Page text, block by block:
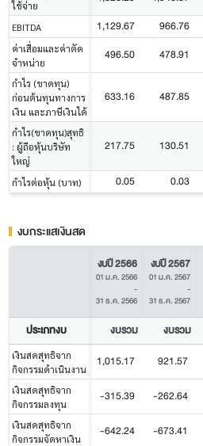
ใช้จ่าย
EBITDA 1,129.67 966.76
ค่าเสื่อมและค่าตัด
จำหน่าย
496.50 478.91
กำไร (ขาดทุน)
ก่อนต้นทุนทางการ
เงิน และภาษีเงินได้
633.16 487.85
กำไร(ขาดทุน)สุทธิ
: ผู้ถือหุ้นบริษัท
ใหญ่
217.75 130.51
กำไรต่อหุ้น (บาท) 0.05 0.03
งบกระแสเงินสด
งบปี 2566
01 ม.ค. 2566
-
31 ธ.ค. 2566
งบปี 2567
01 ม.ค. 2567
-
31 ธ.ค. 2567
ประเภทงบ งบรวม งบรวม
เงินสดสุทธิจาก
กิจกรรมดำเนินงาน
1,015.17 921.57
เงินสดสุทธิจาก
กิจกรรมลงทุน
-315.39 -262.64
เงินสดสุทธิจาก
กิจกรรมจัดหาเงิน
-642.24 -673.41